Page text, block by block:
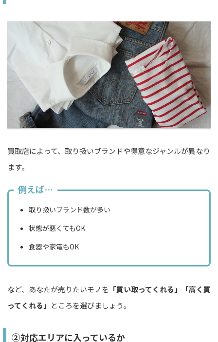
買取店によって、取り扱いブランドや得意なジャンルが異なり
ます。
例えば…
取り扱いブランド数が多い
状態が悪くてもOK
食器や家電もOK
など、あなたが売りたいモノを 「買い取ってくれる」「高く買
ってくれる」 ところを選びましょう。
②対応エリアに入っているか